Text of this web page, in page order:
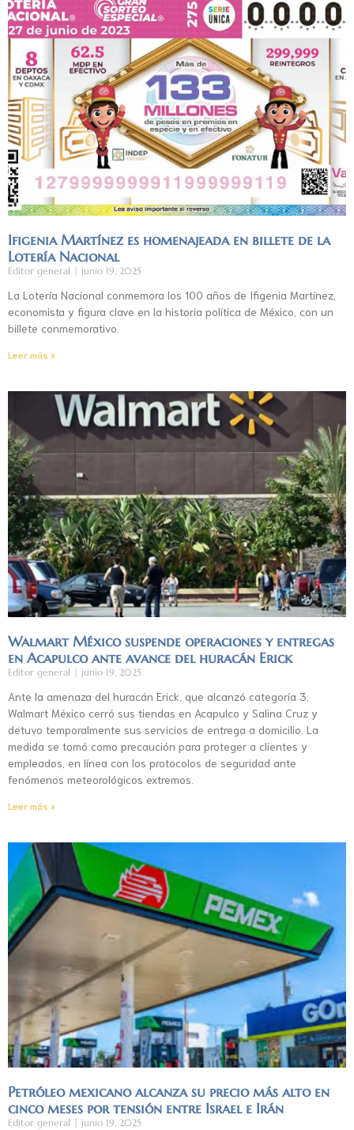
Ifigenia Martínez es homenajeada en billete de la
Lotería Nacional
Editor general junio 19, 2025
La Lotería Nacional conmemora los 100 años de Ifigenia Martínez,
economista y figura clave en la historia política de México, con un
billete conmemorativo.
Leer más »
Walmart México suspende operaciones y entregas
en Acapulco ante avance del huracán Erick
Editor general junio 19, 2025
Ante la amenaza del huracán Erick, que alcanzó categoría 3,
Walmart México cerró sus tiendas en Acapulco y Salina Cruz y
detuvo temporalmente sus servicios de entrega a domicilio. La
medida se tomó como precaución para proteger a clientes y
empleados, en línea con los protocolos de seguridad ante
fenómenos meteorológicos extremos.
Leer más »
Petróleo mexicano alcanza su precio más alto en
cinco meses por tensión entre Israel e Irán
Editor general junio 19, 2025